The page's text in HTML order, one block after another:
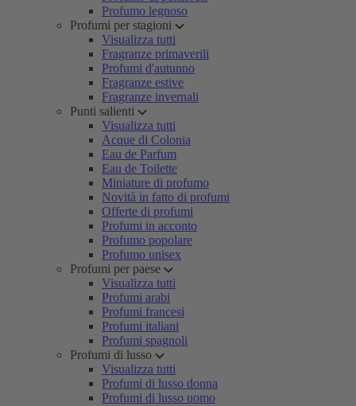
Profumo legnoso
Profumi per stagioni
Visualizza tutti
Fragranze primaverili
Profumi d'autunno
Fragranze estive
Fragranze invernali
Punti salienti
Visualizza tutti
Acque di Colonia
Eau de Parfum
Eau de Toilette
Miniature di profumo
Novità in fatto di profumi
Offerte di profumi
Profumi in acconto
Profumo popolare
Profumo unisex
Profumi per paese
Visualizza tutti
Profumi arabi
Profumi francesi
Profumi italiani
Profumi spagnoli
Profumi di lusso
Visualizza tutti
Profumi di lusso donna
Profumi di lusso uomo